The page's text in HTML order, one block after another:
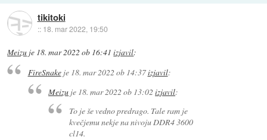
tikitoki
:: 18. mar 2022, 19:50
Meizu je 18. mar 2022 ob 16:41 izjavil:
FireSnakeje 18. mar 2022 ob 14:37izjavil:
Meizu je 18. mar 2022 ob 13:02izjavil:
To je še vedno predrago. Tale ram je
kvečjemu nekje na nivoju DDR4 3600
cl14.